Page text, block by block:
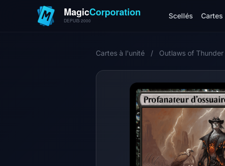
Scellés
Cartes à l'unité / Outlaws of